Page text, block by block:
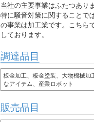
当社の主要事業はふたつあり
特に騒音対策に関することで
の事業は加工業です。こちら
しております。
調達品目
板金加工、板金塗装、大物機械
なアイテム、産業ロボット
販売品目